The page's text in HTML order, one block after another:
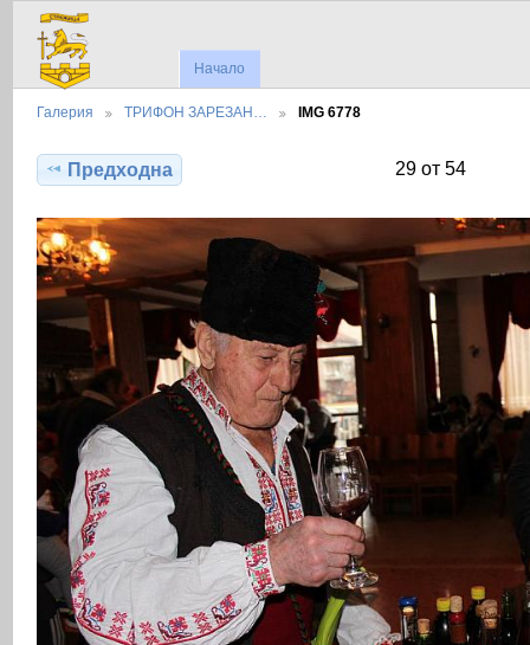
Начало
Галерия ТРИФОН ЗАРЕЗАН… IMG 6778
Предходна 29 от 54